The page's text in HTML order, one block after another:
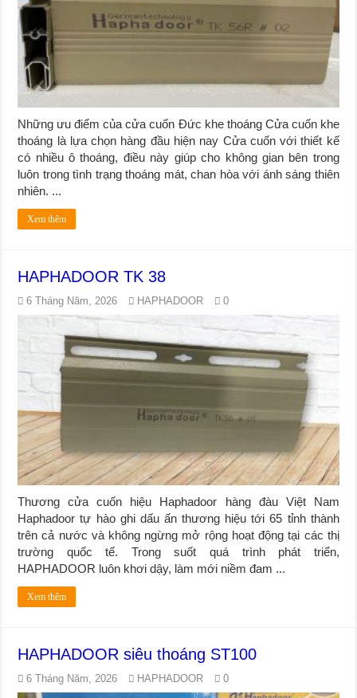
Những ưu điểm của cửa cuốn Đức khe thoáng Cửa cuốn khe
thoáng là lựa chọn hàng đầu hiện nay Cửa cuốn với thiết kế
có nhiều ô thoáng, điều này giúp cho không gian bên trong
luôn trong tình trạng thoáng mát, chan hòa với ánh sáng thiên
nhiên. ...
Xem thêm
HAPHADOOR TK 38
6 Tháng Năm, 2026 HAPHADOOR 0
Thương cửa cuốn hiệu Haphadoor hàng đàu Việt Nam
Haphadoor tự hào ghi dấu ấn thương hiệu tới 65 tỉnh thành
trên cả nước và không ngừng mở rộng hoạt động tại các thị
trường quốc tế. Trong suốt quá trình phát triển,
HAPHADOOR luôn khơi dậy, làm mới niềm đam ...
Xem thêm
HAPHADOOR siêu thoáng ST100
6 Tháng Năm, 2026 HAPHADOOR 0